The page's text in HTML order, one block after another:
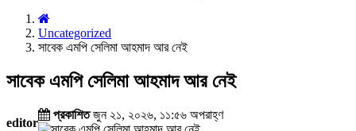
Uncategorized
সাবেক এমপি সেলিমা আহমাদ আর নেই
সাবেক এমপি সেলিমা আহমাদ আর নেই
editor
প্রকাশিতজুন ২১, ২০২৬, ১১:৫৬ অপরাহ্ণ